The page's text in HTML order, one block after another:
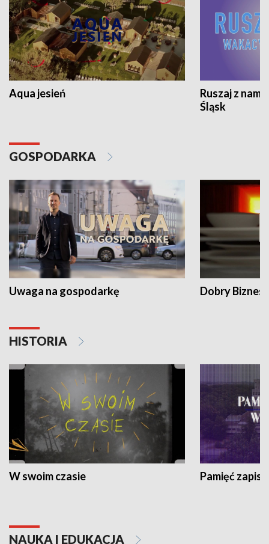
Aqua jesień
Ruszaj z
Śląsk
GOSPODARKA
Uwaga na gospodarkę Dobry Biznes
HISTORIA
W swoim czasie Pamięć
NAUKA I EDUKACJA